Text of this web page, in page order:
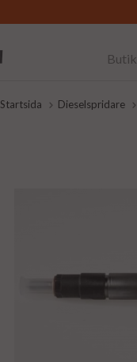
Butik
Startsida Dieselspridare